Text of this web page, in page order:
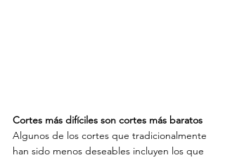
Cortes más difíciles son cortes más baratos
Algunos de los cortes que tradicionalmente
han sido menos deseables incluyen los que